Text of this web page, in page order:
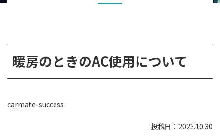
暖房のときのAC使用について
carmate-success
2023.10.30